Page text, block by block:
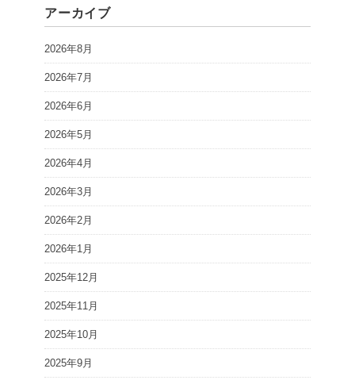
アーカイブ
2026年8月
2026年7月
2026年6月
2026年5月
2026年4月
2026年3月
2026年2月
2026年1月
2025年12月
2025年11月
2025年10月
2025年9月